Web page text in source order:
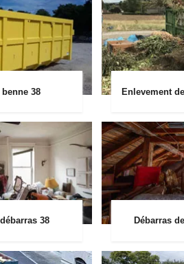
38 Enlevement
38 Débarras